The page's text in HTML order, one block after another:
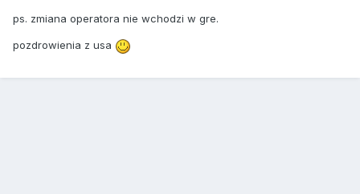
ps. zmiana operatora nie wchodzi w gre.
pozdrowienia z usa